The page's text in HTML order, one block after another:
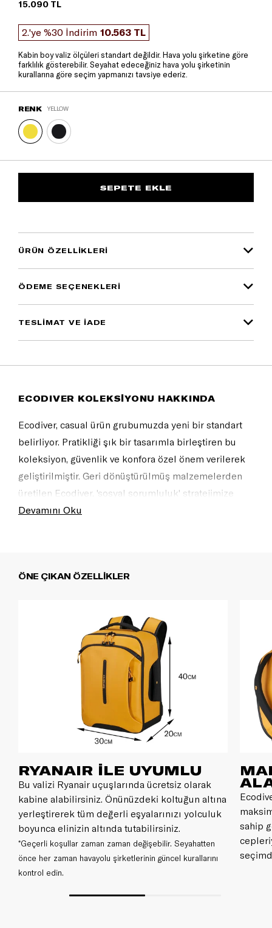
15.090 TL
2.'ye %30 İndirim 10.563 TL
Kabin boy valiz ölçüleri standart değildir. Hava yolu şirketine göre
farklılık gösterebilir. Seyahat edeceğiniz hava yolu şirketinin
kurallarına göre seçim yapmanızı tavsiye ederiz.
RENK YELLOW
ÜRÜN ÖZELLIKLERI
ÖDEME SEÇENEKLERI
TESLİMAT VE İADE
ECODIVER KOLEKSİYONU HAKKINDA
Ecodiver, casual ürün grubumuzda yeni bir standart
belirliyor. Pratikliği şık bir tasarımla birleştiren bu
koleksiyon, güvenlik ve konfora özel önem verilerek
geliştirilmiştir. Geri dönüştürülmüş malzemelerden
üretilen Ecodiver, 'sosyal sorumluluk' stratejimize
mükemmel şekilde uyuyor.
şekilde uyuyor. Benzersiz tasarım, bu seriyi tüm açık
Devamını Oku
ÖNE ÇIKAN ÖZELLİKLER
RYANAIR İLE UYUMLU
Bu valizi Ryanair uçuşlarında ücretsiz olarak
kabine alabilirsiniz. Önünüzdeki koltuğun altına
yerleştirerek tüm değerli eşyalarınızı yolculuk
boyunca elinizin altında tutabilirsiniz.
*Geçerli koşullar zaman zaman değişebilir. Seyahatten
önce her zaman havayolu şirketlerinin güncel kurallarını
kontrol edin.
sahip